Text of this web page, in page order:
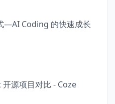
—AI Coding 的快速成长
源项目对比 - Coze